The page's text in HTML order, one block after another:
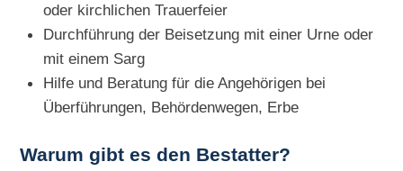
oder kirchlichen Trauerfeier
Durchführung der Beisetzung mit einer Urne oder
mit einem Sarg
Hilfe und Beratung für die Angehörigen bei
Überführungen, Behördenwegen, Erbe
Warum gibt es den Bestatter?